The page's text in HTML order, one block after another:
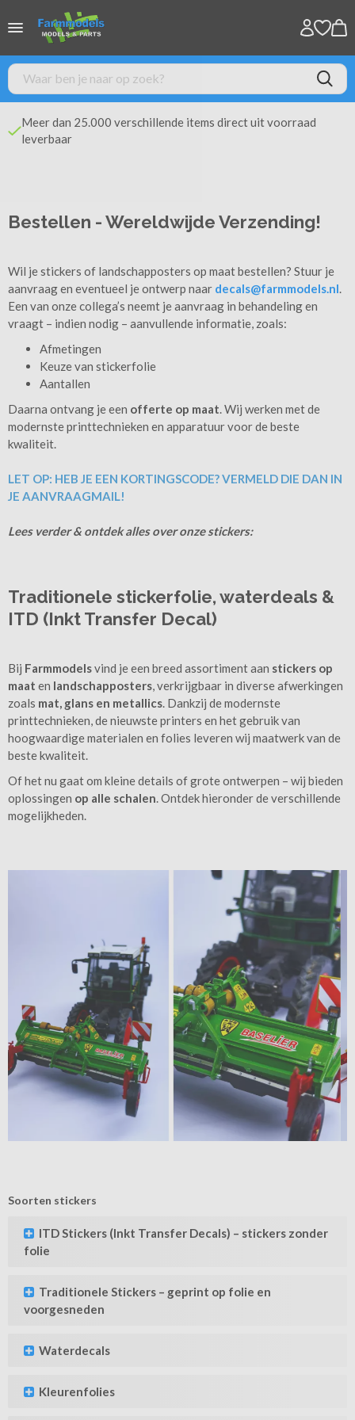
Meer dan 25.000 verschillende items direct uit voorraad
leverbaar
Bestellen - Wereldwijde Verzending!
Wil je stickers of landschapposters op maat bestellen? Stuur je
aanvraag en eventueel je ontwerp naar decals@farmmodels.nl.
Een van onze collega’s neemt je aanvraag in behandeling en
vraagt – indien nodig – aanvullende informatie, zoals:
Afmetingen
Keuze van stickerfolie
Aantallen
Daarna ontvang je een offerte op maat. Wij werken met de
modernste printtechnieken en apparatuur voor de beste
kwaliteit.
LET OP: HEB JE EEN KORTINGSCODE? VERMELD DIE DAN IN
JE AANVRAAGMAIL!
Lees verder & ontdek alles over onze stickers:
Traditionele stickerfolie, waterdeals &
ITD (Inkt Transfer Decal)
Bij Farmmodelsvind je een breed assortiment aan stickers op
maat en landschapposters, verkrijgbaar in diverse afwerkingen
zoals mat, glans en metallics. Dankzij de modernste
printtechnieken, de nieuwste printers en het gebruik van
hoogwaardige materialen en folies leveren wij maatwerk van de
beste kwaliteit.
Of het nu gaat om kleine details of grote ontwerpen – wij bieden
oplossingen op alle schalen. Ontdek hieronder de verschillende
mogelijkheden.
Soorten stickers
ITD Stickers (Inkt Transfer Decals) – stickers zonder
folie
Traditionele Stickers – geprint op folie en
voorgesneden
Waterdecals
Kleurenfolies